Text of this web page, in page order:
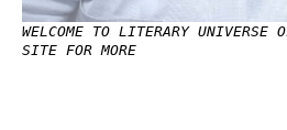
WELCOME TO LITERARY UNIVERSE
SITE FOR MORE